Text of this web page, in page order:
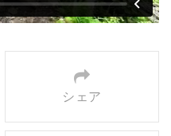
シェア